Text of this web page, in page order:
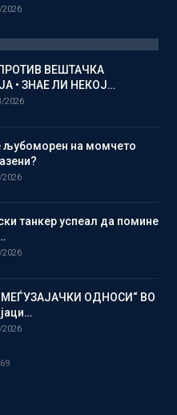
2026
ВЕШТАЧКА
• ЗНАЕ ЛИ НЕКОЈ…
2026
на момчето
танкер успеал да помине
ОДНОСИ“ ВО